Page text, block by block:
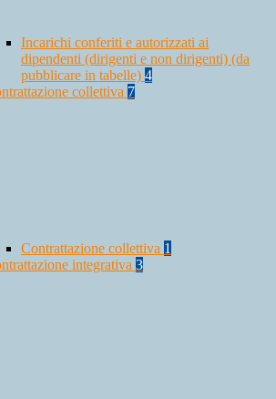
Incarichi conferiti e autorizzati ai
dipendenti (dirigenti e non dirigenti) (da
pubblicare in tabelle) 4
collettiva 7
Contrattazione collettiva 1
integrativa 3